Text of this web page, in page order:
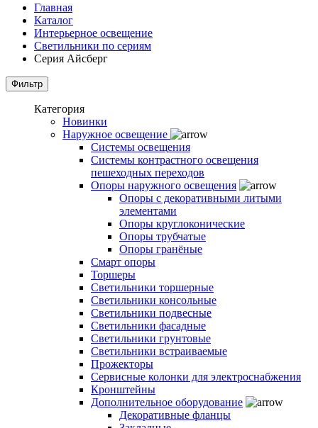
Главная
Каталог
Интерьерное освещение
Светильники по сериям
Серия Айсберг
Категория
Новинки
Наружное освещение
Системы освещения
Системы контрастного освещения
пешеходных переходов
Опоры наружного освещения
Опоры с декоративными литыми
элементами
Опоры круглоконические
Опоры трубчатые
Опоры гранёные
Смарт опоры
Торшеры
Светильники торшерные
Светильники консольные
Светильники подвесные
Светильники фасадные
Светильники грунтовые
Светильники встраиваемые
Прожекторы
Сервисные колонки для электроснабжения
Кронштейны
Дополнительное оборудование
Декоративные фланцы